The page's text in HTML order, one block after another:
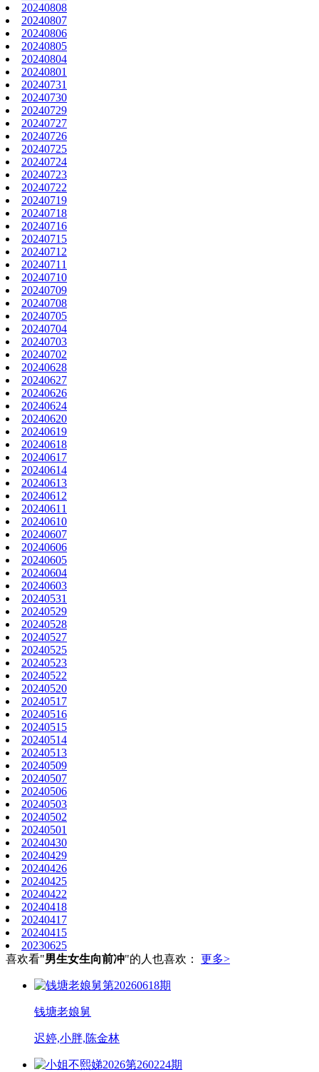
20240808
20240807
20240806
20240805
20240804
20240801
20240731
20240730
20240729
20240727
20240726
20240725
20240724
20240723
20240722
20240719
20240718
20240716
20240715
20240712
20240711
20240710
20240709
20240708
20240705
20240704
20240703
20240702
20240628
20240627
20240626
20240624
20240620
20240619
20240618
20240617
20240614
20240613
20240612
20240611
20240610
20240607
20240606
20240605
20240604
20240603
20240531
20240529
20240528
20240527
20240525
20240523
20240522
20240520
20240517
20240516
20240515
20240514
20240513
20240509
20240507
20240506
20240503
20240502
20240501
20240430
20240429
20240426
20240425
20240422
20240418
20240417
20240415
20230625
喜欢看"男生女生向前冲"的人也喜欢： 更多>
第20260618期
钱塘老娘舅
迟婷,小胖,陈金林
第260224期